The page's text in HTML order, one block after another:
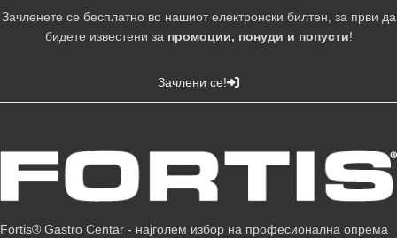
Зачленете се бесплатно во нашиот електронски билтен, за први да
бидете известени за промоции, понуди и попусти!
Зачлени се!
Fortis® Gastro Centar - најголем избор на професионална опрема